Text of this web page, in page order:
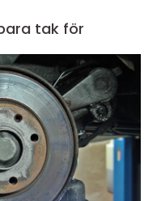
tak för